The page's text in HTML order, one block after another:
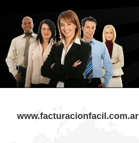
www.facturacionfacil.com.ar